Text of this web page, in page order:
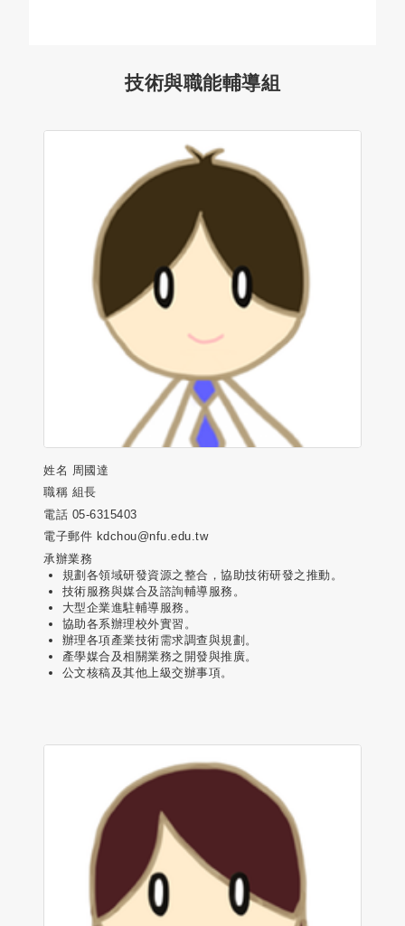
技術與職能輔導組
姓名 周國達
職稱 組長
電話 05-6315403
電子郵件 kdchou@nfu.edu.tw
承辦業務
規劃各領域研發資源之整合，協助技術研發之推動。
技術服務與媒合及諮詢輔導服務。
大型企業進駐輔導服務。
協助各系辦理校外實習。
辦理各項產業技術需求調查與規劃。
產學媒合及相關業務之開發與推廣。
公文核稿及其他上級交辦事項。